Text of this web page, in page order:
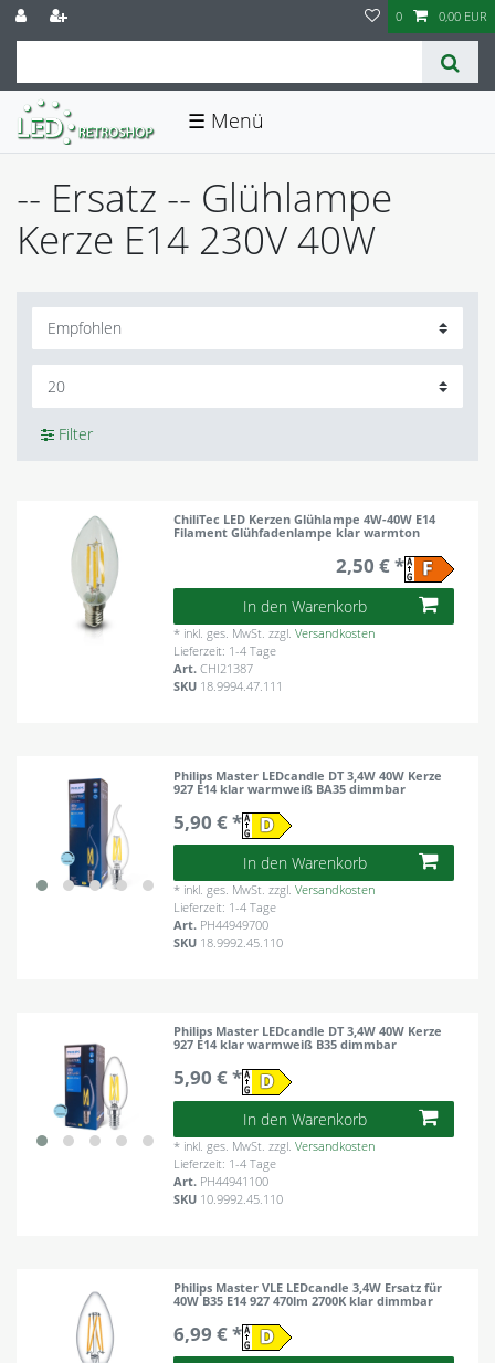
0 0,00 EUR
☰
-- Ersatz -- Glühlampe
Kerze E14 230V 40W
Filter
ChiliTec LED Kerzen Glühlampe 4W-40W E14
Filament Glühfadenlampe klar warmton
2,50 € *
In den Warenkorb
* inkl. ges. MwSt. zzgl.Versandkosten
Lieferzeit: 1-4 Tage
Art.CHI21387
SKU 18.9994.47.111
Philips Master LEDcandle DT 3,4W 40W Kerze
927 E14 klar warmweiß BA35 dimmbar
5,90 € *
In den Warenkorb
* inkl. ges. MwSt. zzgl.Versandkosten
Lieferzeit: 1-4 Tage
Art. PH44949700
SKU 18.9992.45.110
Philips Master LEDcandle DT 3,4W 40W Kerze
927 E14 klar warmweiß B35 dimmbar
5,90 € *
In den Warenkorb
* inkl. ges. MwSt. zzgl.Versandkosten
Lieferzeit: 1-4 Tage
Art. PH44941100
SKU 10.9992.45.110
Philips Master VLE LEDcandle 3,4W Ersatz für
40W B35 E14 927 470lm 2700K klar dimmbar
6,99 € *